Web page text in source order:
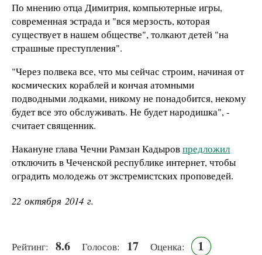
По мнению отца Димитрия, компьютерные игры,
современная эстрада и "вся мерзость, которая
существует в нашем обществе", толкают детей "на
страшные преступления".
"Через полвека все, что мы сейчас строим, начиная от
космических кораблей и кончая атомными
подводными лодками, никому не понадобится, некому
будет все это обслуживать. Не будет народишка", -
считает священник.
Накануне глава Чечни Рамзан Кадыровпредложил
отключить в Чеченской республике интернет, чтобы
оградить молодежь от экстремистских проповедей.
22 октября 2014 г.
Рейтинг: 8.6 Голосов: 17 Оценка: 1